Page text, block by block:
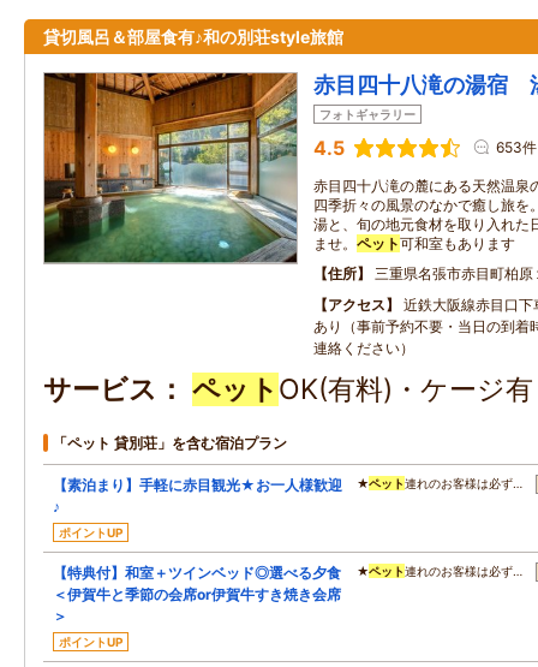
貸切風呂＆部屋食有♪和の別荘style旅館
赤目四十八滝の湯宿
フォトギャラリー
4.5 653件
赤目四十八滝の麓にある天然温泉
四季折々の風景のなかで癒し旅を
湯と、旬の地元食材を取り入れた
ませ。 ペット可和室もあります
住所
三重県名張市赤目町柏原
アクセス
近鉄大阪線赤目口
あり（事前予約不要・当日の到着
連絡ください）
サービス ペット OK(有料)・ケージ
「ペット 貸別荘」を含む宿泊プラン
【素泊まり】手軽に赤目観光★お一人様歓迎
♪
ポイントUP
★ペット連れのお客様は必ず…
【特典付】和室＋ツインベッド◎選べる夕食
＜伊賀牛と季節の会席or伊賀牛すき焼き会席
＞
ポイントUP
★ペット連れのお客様は必ず…